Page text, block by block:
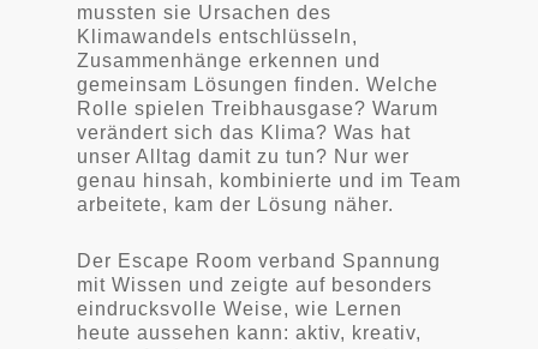
mussten sie Ursachen des
Klimawandels entschlüsseln,
Zusammenhänge erkennen und
gemeinsam Lösungen finden. Welche
Rolle spielen Treibhausgase? Warum
verändert sich das Klima? Was hat
unser Alltag damit zu tun? Nur wer
genau hinsah, kombinierte und im Team
arbeitete, kam der Lösung näher.
Der Escape Room verband Spannung
mit Wissen und zeigte auf besonders
eindrucksvolle Weise, wie Lernen
heute aussehen kann: aktiv, kreativ,